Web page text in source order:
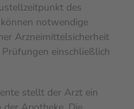
des
notwendige
Arzneimittelsicherheit
einschließlich
stellt der Arzt ein